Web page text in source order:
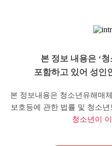
본 정보 내용은 ‘
포함하고 있어 성인
본 정보내용은 청소년유해매
보호등에 관한 법률 및 청소
청소년이